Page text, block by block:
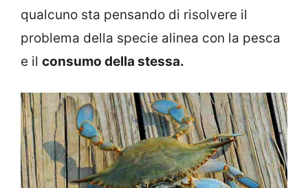
qualcuno sta pensando di risolvere il
problema della specie alinea con la pesca
e il consumo della stessa.